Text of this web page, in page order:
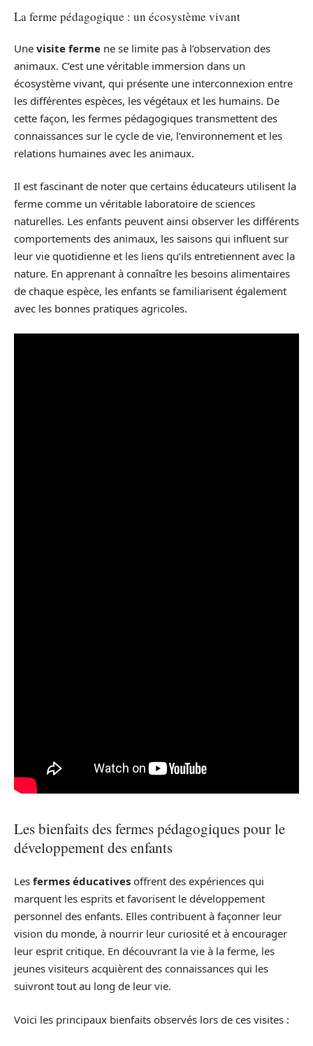
La ferme pédagogique : un écosystème vivant
Une visite ferme ne se limite pas à l’observation des
animaux. C’est une véritable immersion dans un
écosystème vivant, qui présente une interconnexion entre
les différentes espèces, les végétaux et les humains. De
cette façon, les fermes pédagogiques transmettent des
connaissances sur le cycle de vie, l’environnement et les
relations humaines avec les animaux.
Il est fascinant de noter que certains éducateurs utilisent la
ferme comme un véritable laboratoire de sciences
naturelles. Les enfants peuvent ainsi observer les différents
comportements des animaux, les saisons qui influent sur
leur vie quotidienne et les liens qu’ils entretiennent avec la
nature. En apprenant à connaître les besoins alimentaires
de chaque espèce, les enfants se familiarisent également
avec les bonnes pratiques agricoles.
Les bienfaits des fermes pédagogiques pour le
développement des enfants
Les fermes éducatives offrent des expériences qui
marquent les esprits et favorisent le développement
personnel des enfants. Elles contribuent à façonner leur
vision du monde, à nourrir leur curiosité et à encourager
leur esprit critique. En découvrant la vie à la ferme, les
jeunes visiteurs acquièrent des connaissances qui les
suivront tout au long de leur vie.
Voici les principaux bienfaits observés lors de ces visites :